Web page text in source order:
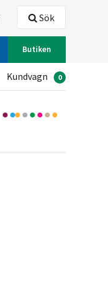
Butiken
Sök
Kundvagn 0